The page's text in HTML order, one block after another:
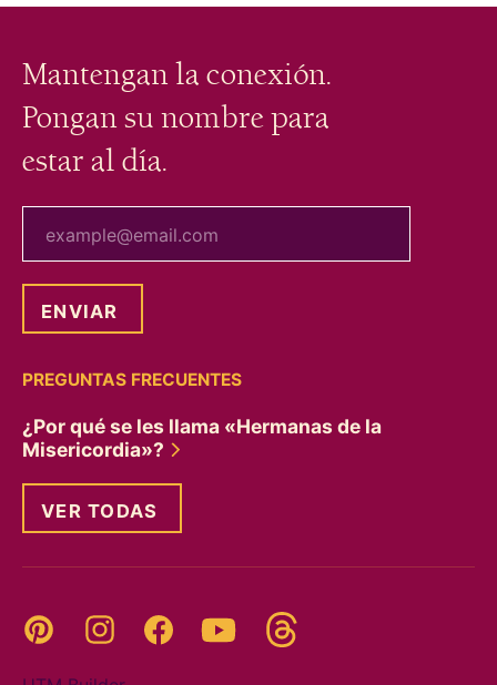
Mantengan la conexión.
Pongan su nombre para
estar al día.
PREGUNTAS FRECUENTES
¿Por qué se les llama «Hermanas de la
Misericordia»?
VER TODAS
Pinterest InstagramFacebookYouTube